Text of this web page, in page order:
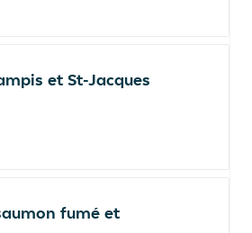
et St-Jacques
fumé et